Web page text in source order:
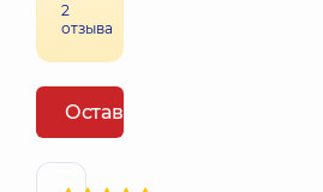
2
отзыва
Оставить отзыв